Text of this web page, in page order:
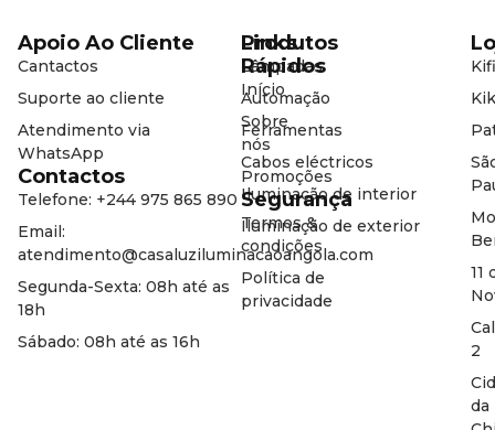
11
2
da
Produtos
Lâmpadas
Automação
Ferramentas
Cabos eléctricos
Iluminação de interior
Iluminação de exterior
Links
Rápidos
Início
Sobre
nós
Promoções
Segurança
Termos &
condições
Política de
privacidade
Apoio Ao Cliente
Cantactos
Suporte ao cliente
Atendimento via
WhatsApp
Contactos
Telefone: +244 975 865 890
Email:
atendimento@casaluziluminacaoangola.com
Segunda-Sexta: 08h até as
18h
Sábado: 08h até as 16h